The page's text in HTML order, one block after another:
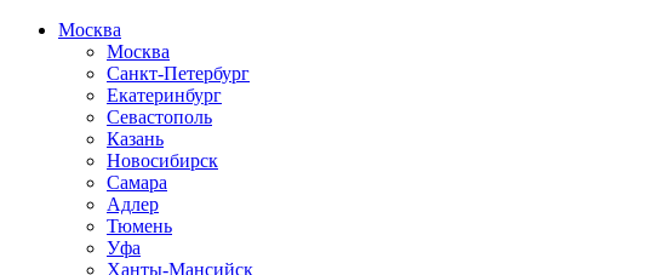
Москва
Москва
Санкт-Петербург
Екатеринбург
Севастополь
Казань
Новосибирск
Самара
Адлер
Тюмень
Уфа
Ханты-Мансийск